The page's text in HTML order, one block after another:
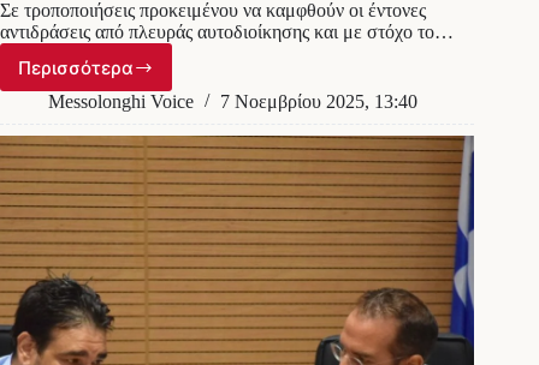
Σε τροποποιήσεις προκειμένου να καμφθούν οι έντονες
αντιδράσεις από πλευράς αυτοδιοίκησης και με στόχο το…
ΠερισσότεραΤροποποιήσεις
για
μέλλον
των
ΔΕΥΑ
από
το
ΥΠΕΣ
Messolonghi Voice 7 Νοεμβρίου 2025, 13:40